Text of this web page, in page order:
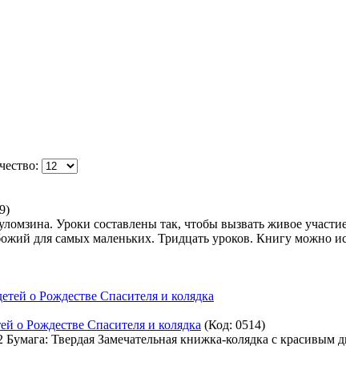
)
Уроки составлены так, чтобы вызвать живое
для самых маленьких. Тридцать уроков. Книгу можно
о Рождестве Спасителя и колядка (Код: 0514)
Твердая Замечательная книжка-колядка с